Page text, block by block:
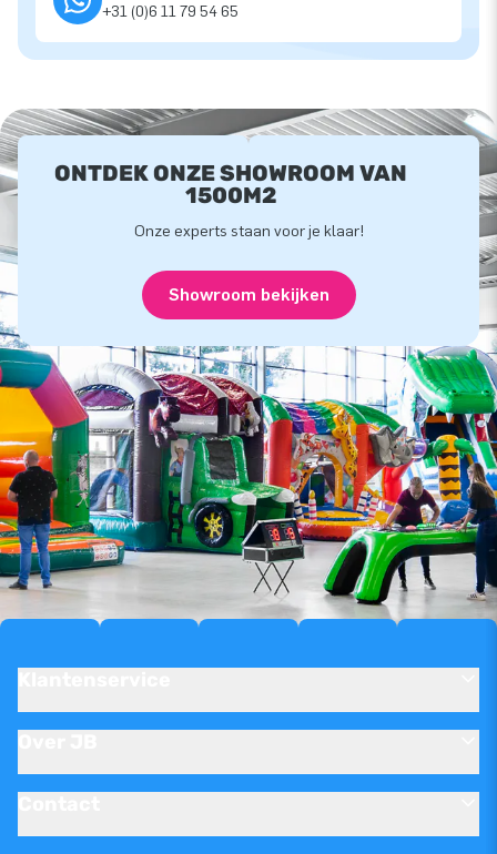
+31 (0)6 11 79 54 65
ONTDEK ONZE SHOWROOM VAN
1500M2
Onze experts staan voor je klaar!
Showroom bekijken